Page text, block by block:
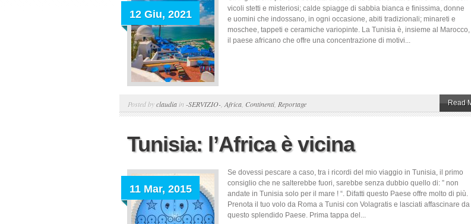
12 Giu, 2021
vicoli stetti e misteriosi; calde spiagge di sabbia bianca e finissima, donne
e uomini che indossano, in ogni occasione, abiti tradizionali; minareti e
moschee, tappeti e ceramiche variopinte. La Tunisia è, insieme al Marocco,
il paese africano che offre una concentrazione di motivi...
Posted byclaudia in -SERVIZIO- Africa Continenti, Reportage Read
Tunisia: l’Africa è vicina
11 Mar, 2015
Se dovessi pescare a caso, tra i ricordi del mio viaggio in Tunisia, il primo
consiglio che ne salterebbe fuori, sarebbe senza dubbio quello di: ” non
andate in Tunisia solo per il mare ! “. Difatti questo Paese offre molto di più.
Prenota il tuo volo da Roma a Tunisi con Volagratis e lasciati affascinare da
questo splendido Paese. Prima tappa del...